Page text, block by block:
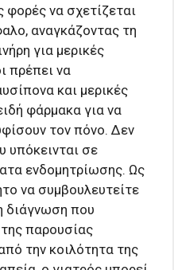
φορές να σχετίζεται
αναγκάζοντας τη
για μερικές
πρέπει να
και μερικές
φάρμακα για να
τον πόνο. Δεν
υπόκεινται σε
ενδομητρίωσης. Ως
να συμβουλευτείτε
διάγνωση που
παρουσίας
την κοιλότητα της